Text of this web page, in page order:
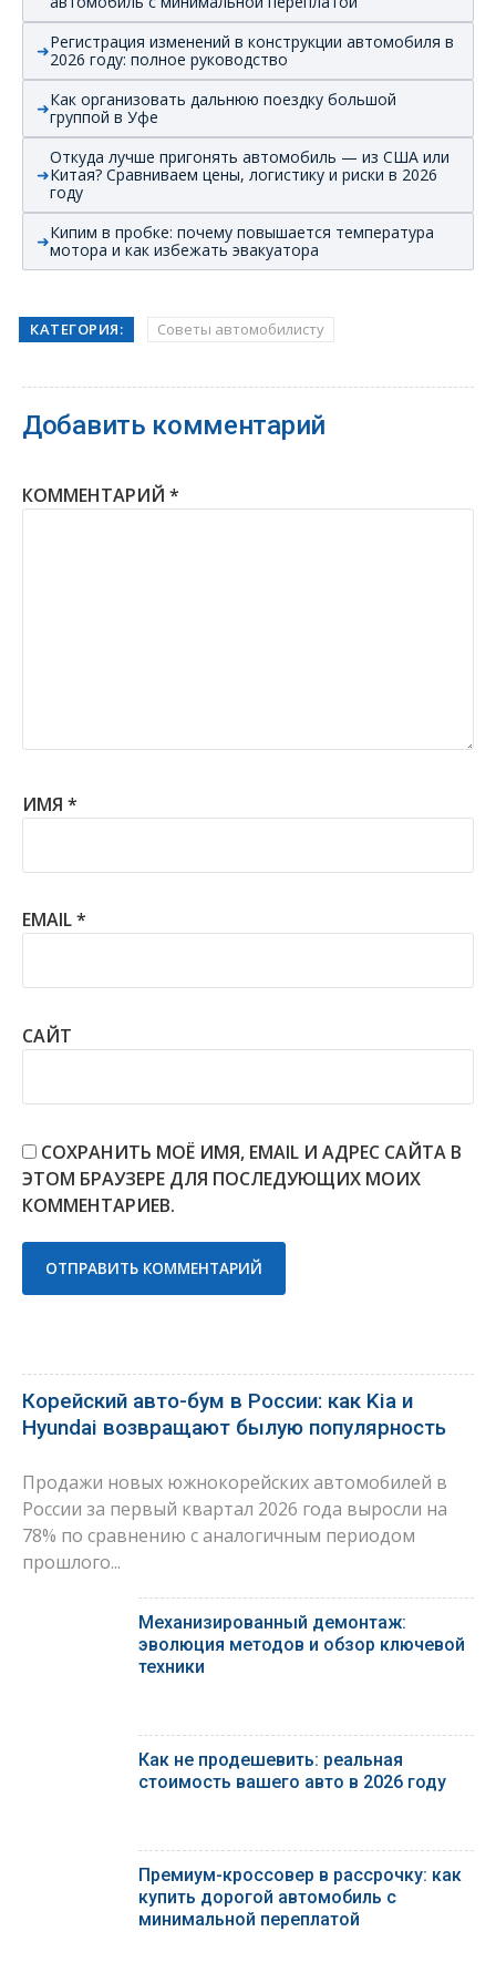
Регистрация изменений в конструкции автомобиля в
2026 году: полное руководство
Как организовать дальнюю поездку большой
группой в Уфе
Откуда лучше пригонять автомобиль — из США или
Китая? Сравниваем цены, логистику и риски в 2026
году
Кипим в пробке: почему повышается температура
мотора и как избежать эвакуатора
КАТЕГОРИЯ: Советы автомобилисту
Добавить комментарий
КОММЕНТАРИЙ *
ИМЯ *
EMAIL*
САЙТ
СОХРАНИТЬ МОЁ ИМЯ, EMAIL И АДРЕС САЙТА В
ЭТОМ БРАУЗЕРЕ ДЛЯ ПОСЛЕДУЮЩИХ МОИХ
КОММЕНТАРИЕВ.
Корейский авто-бум в России: как Kia и
Hyundai возвращают былую популярность
Продажи новых южнокорейских автомобилей в
России за первый квартал 2026 года выросли на
78% по сравнению с аналогичным периодом
прошлого...
Механизированный демонтаж:
эволюция методов и обзор ключевой
техники
Как не продешевить: реальная
стоимость вашего авто в 2026 году
Премиум-кроссовер в рассрочку: как
купить дорогой автомобиль с
минимальной переплатой